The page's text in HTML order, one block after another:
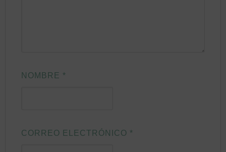
NOMBRE *
CORREO ELECTRÓNICO *